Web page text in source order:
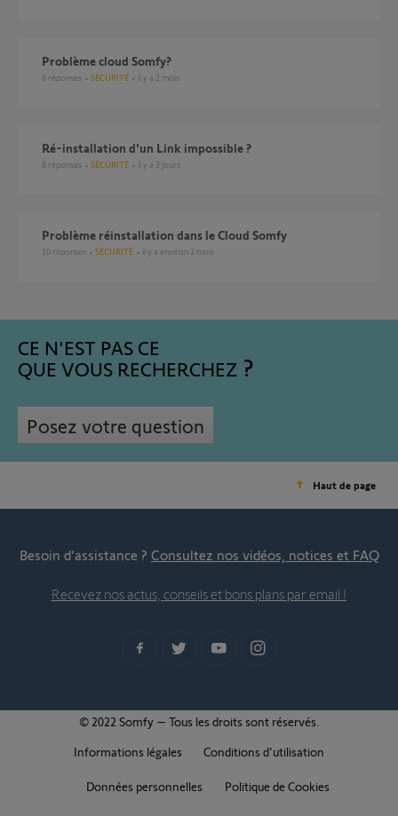
Problème cloud Somfy?
6 réponses SÉCURITÉ il y a 2 mois
ré-installation d'un Link impossible ?
8 réponses SÉCURITÉ il y a 3 jours
Problème réinstallation dans le Cloud Somfy
10 réponses SÉCURITÉ il y a environ 2 mois
CE N'EST PAS CE
QUE VOUS RECHERCHEZ
Posez votre question
Haut de page
Besoin d’assistance ? Consultez nos vidéos, notices et FAQ
Recevez nos actus, conseils et bons plans par email !
© 2022 Somfy – Tous les droits sont réservés.
Informations légales
Conditions d'utilisation
Données personnelles Politique de Cookies